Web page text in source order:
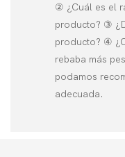
② ¿Cuál es el
producto? ③
producto? ④
rebaba más
podamos
adecuada.